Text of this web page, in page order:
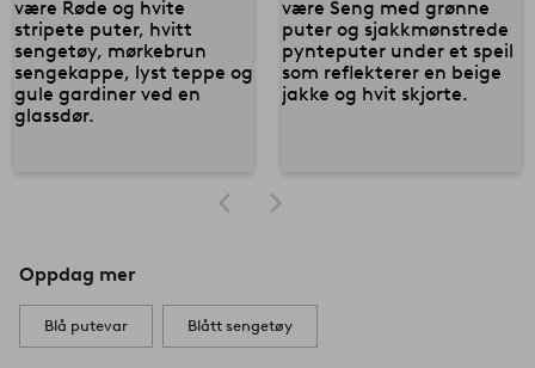
Oppdag mer
Blå putevar Blått sengetøy